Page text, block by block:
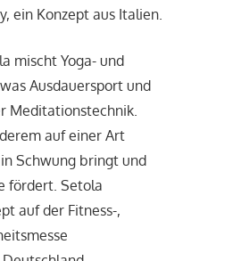
ein Konzept aus Italien.
mischt Yoga- und
Ausdauersport und
Meditationstechnik.
auf einer Art
Schwung bringt und
fördert. Setola
auf der Fitness-,